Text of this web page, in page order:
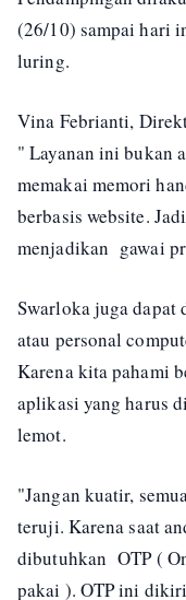
(26/10) sampai hari
luring.
Vina Febrianti,
" Layanan ini bukan
memakai memori
berbasis website.
menjadikan gawai
Swarloka juga
atau personal
Karena kita pahami
aplikasi yang harus
lemot.
"Jangan kuatir,
teruji. Karena saat
dibutuhkan OTP (
pakai ). OTP ini